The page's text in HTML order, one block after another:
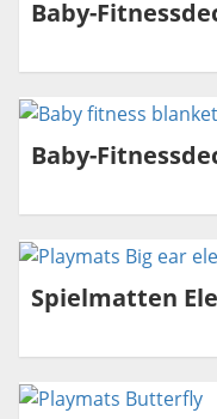
Baby-
Baby-
Spielmatten